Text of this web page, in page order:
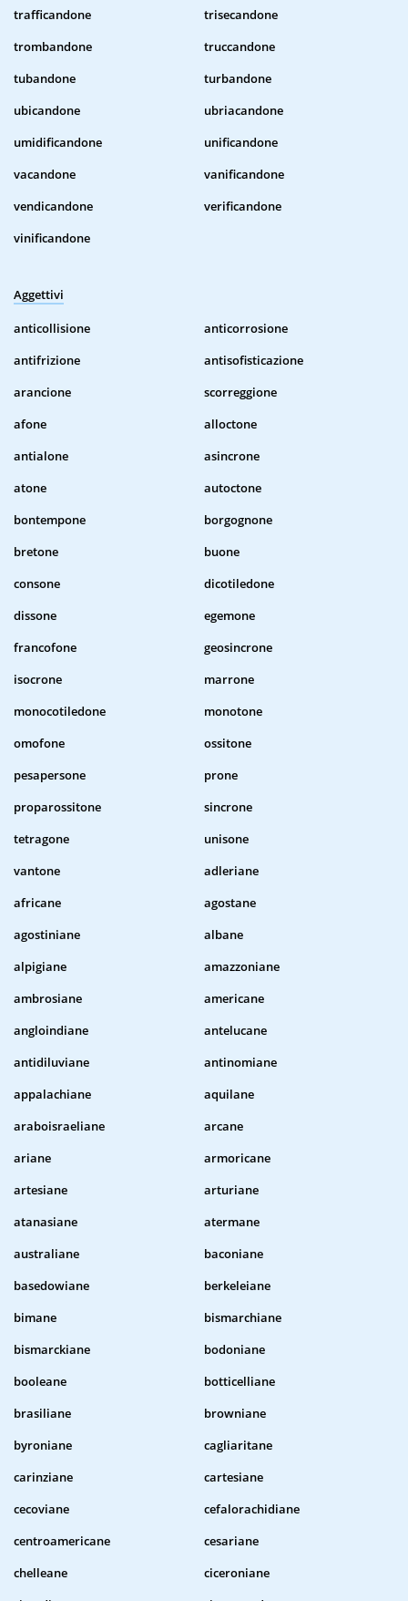
trafficandone
trisecandone
trombandone
truccandone
tubandone
turbandone
ubicandone
ubriacandone
umidificandone
unificandone
vacandone
vanificandone
vendicandone
verificandone
vinificandone
Aggettivi
anticollisione
anticorrosione
antifrizione
antisofisticazione
arancione
scorreggione
afone
alloctone
antialone
asincrone
atone
autoctone
bontempone
borgognone
bretone
buone
consone
dicotiledone
dissone
egemone
francofone
geosincrone
isocrone
marrone
monocotiledone
monotone
omofone
ossitone
pesapersone
prone
proparossitone
sincrone
tetragone
unisone
vantone
adleriane
africane
agostane
agostiniane
albane
alpigiane
amazzoniane
ambrosiane
americane
angloindiane
antelucane
antidiluviane
antinomiane
appalachiane
aquilane
araboisraeliane
arcane
ariane
armoricane
artesiane
arturiane
atanasiane
atermane
australiane
baconiane
basedowiane
berkeleiane
bimane
bismarchiane
bismarckiane
bodoniane
booleane
botticelliane
brasiliane
browniane
byroniane
cagliaritane
carinziane
cartesiane
cecoviane
cefalorachidiane
centroamericane
cesariane
chelleane
ciceroniane